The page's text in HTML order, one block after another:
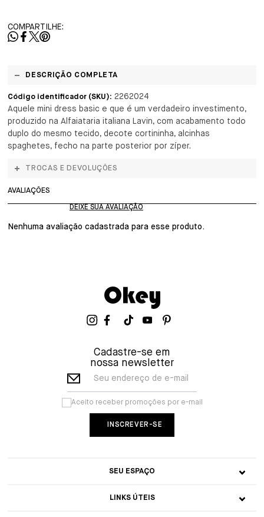
COMPARTILHE:
DESCRIÇÃO COMPLETA
Código identificador (SKU): 2262024
Aquele mini dress basic e que é um verdadeiro investimento,
produzido na Alfaiataria italiana Lavin, com acabamento todo
duplo do mesmo tecido, decote cortininha, alcinhas
spaghetes, fecho na parte posterior por zíper.
TROCAS E DEVOLUÇÕES
AVALIAÇÕES
Nenhuma avaliação cadastrada para esse produto.
Cadastre-se em
nossa newsletter
Seu endereço de e-mail
Aceito receber promoções por e-mail
SEU ESPAÇO
LINKS ÚTEIS